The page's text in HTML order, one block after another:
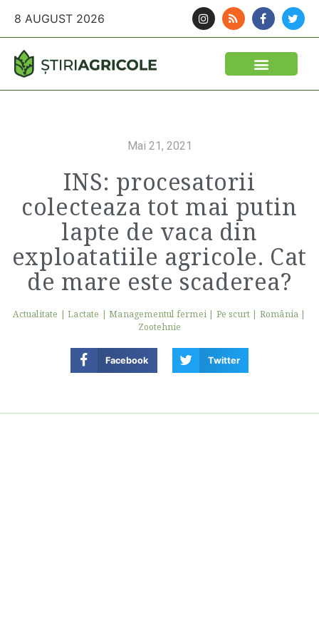
8 AUGUST 2026
Mai 21, 2021
INS: procesatorii
colecteaza tot mai putin
lapte de vaca din
exploatatiile agricole. Cat
de mare este scaderea?
Actualitate |Lactate |Managementul fermei | Pe scurt | România |
Zootehnie
Facebook Twitter